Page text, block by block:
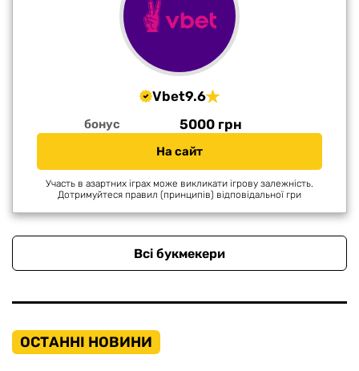
Vbet9.6
бонус 5000 грн
На сайт
Участь в азартних іграх може викликати ігрову залежність.
Дотримуйтеся правил (принципів) відповідальної гри
Всі букмекери
ОСТАННІ НОВИНИ